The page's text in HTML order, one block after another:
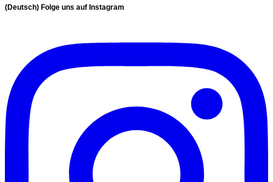
(Deutsch) Folge uns auf Instagram